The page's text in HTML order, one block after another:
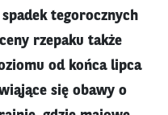
tegorocznych
rzepaku także
od końca lipca
się obawy o